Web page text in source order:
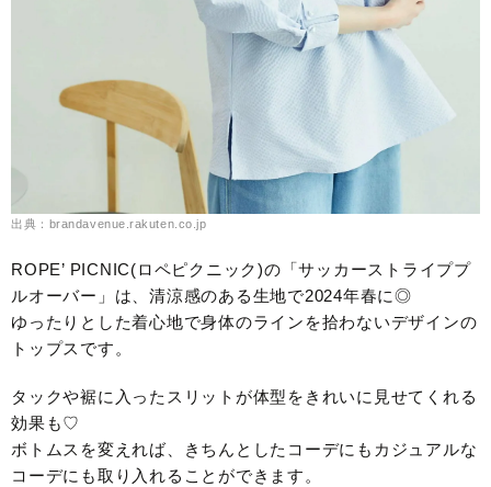
出典：brandavenue.rakuten.co.jp
ROPE’ PICNIC(ロペピクニック)の「サッカーストライププ
ルオーバー」は、清涼感のある生地で2024年春に◎
ゆったりとした着心地で身体のラインを拾わないデザインの
トップスです。
タックや裾に入ったスリットが体型をきれいに見せてくれる
効果も♡
ボトムスを変えれば、きちんとしたコーデにもカジュアルな
コーデにも取り入れることができます。